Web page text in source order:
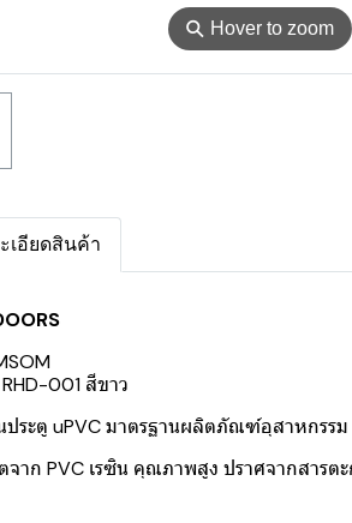
⚲ Hover to zoom
เอียดสินค้า
001 สีขาว
ระตู uPVC มาตรฐานผลิตภัณฑ์อุสาหกรรม
ก PVC เรซิน คุณภาพสูง ปราศจากสารตะ